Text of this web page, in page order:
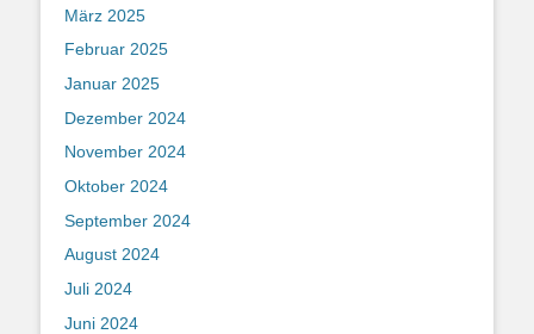
März 2025
Februar 2025
Januar 2025
Dezember 2024
November 2024
Oktober 2024
September 2024
August 2024
Juli 2024
Juni 2024